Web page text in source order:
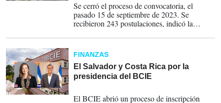
Se cerró el proceso de convocatoria, el
pasado 15 de septiembre de 2023. Se
recibieron 243 postulaciones, indicó la
evaluaciones se espera depurar la lista a seis
candidatos que se presentarán al Directorio
del BCIE, a más tardar el 13 de octubre de
2023.
FINANZAS
El Salvador y Costa Rica por la
presidencia del BCIE
El BCIE abrió un proceso de inscripción